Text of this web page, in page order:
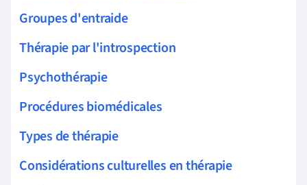
Groupes d'entraide
Thérapie par l'introspection
Psychothérapie
Procédures biomédicales
Types de thérapie
Considérations culturelles en thérapie